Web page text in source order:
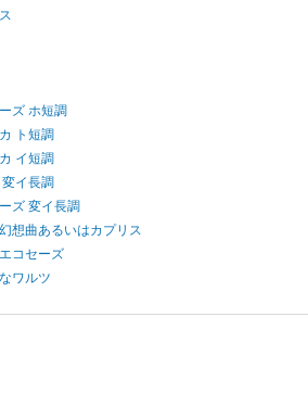
ズ ホ短調
ト短調
イ短調
イ長調
ズ 変イ長調
想曲あるいはカプリス
コセーズ
ワルツ